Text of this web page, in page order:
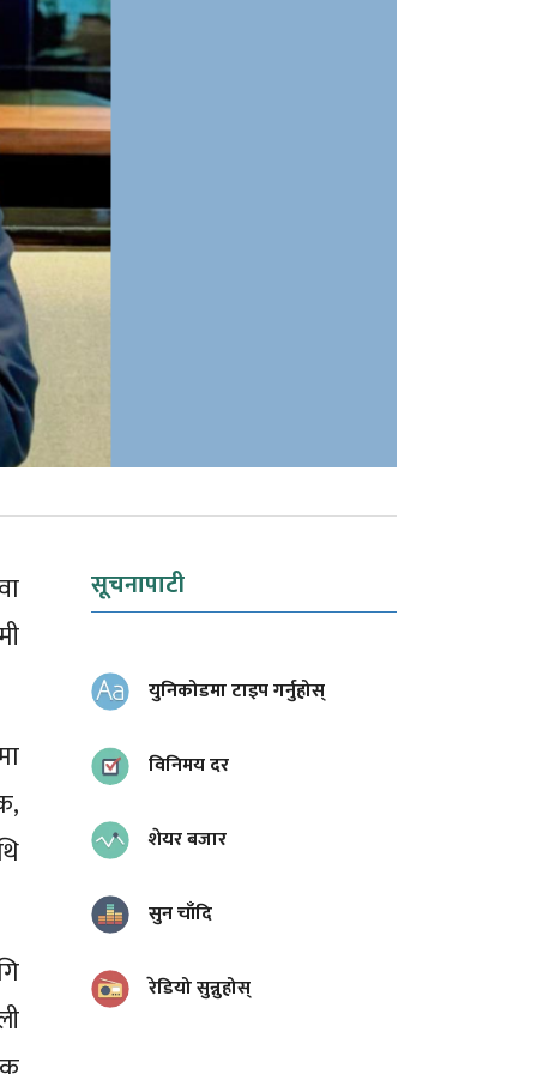
सूचनापाटी
युनिकोडमा टाइप गर्नुहोस्
विनिमय दर
शेयर बजार
सुन चाँदि
रेडियो सुन्नुहोस्